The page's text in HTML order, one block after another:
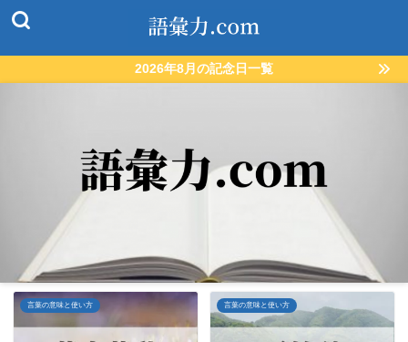
2026年8月の記念日一覧
言葉の意味と使い方 言葉の意味と使い方